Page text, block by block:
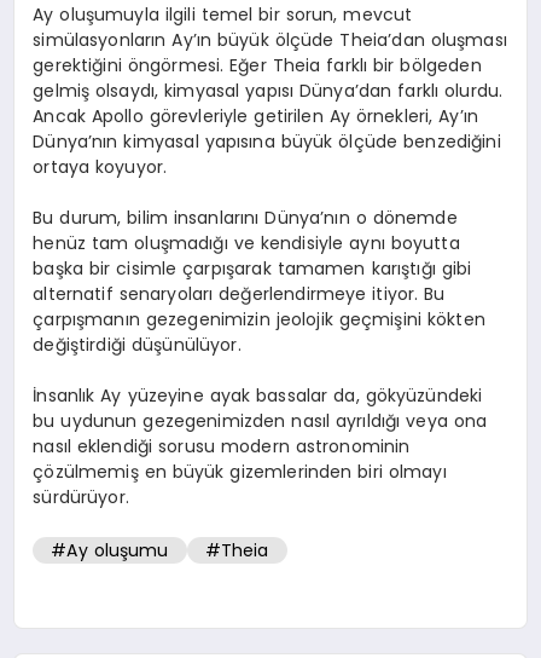
Ay oluşumuyla ilgili temel bir sorun, mevcut
simülasyonların Ay’ın büyük ölçüde Theia’dan oluşması
gerektiğini öngörmesi. Eğer Theia farklı bir bölgeden
gelmiş olsaydı, kimyasal yapısı Dünya’dan farklı olurdu.
Ancak Apollo görevleriyle getirilen Ay örnekleri, Ay’ın
Dünya’nın kimyasal yapısına büyük ölçüde benzediğini
ortaya koyuyor.
Bu durum, bilim insanlarını Dünya’nın o dönemde
henüz tam oluşmadığı ve kendisiyle aynı boyutta
başka bir cisimle çarpışarak tamamen karıştığı gibi
alternatif senaryoları değerlendirmeye itiyor. Bu
çarpışmanın gezegenimizin jeolojik geçmişini kökten
değiştirdiği düşünülüyor.
İnsanlık Ay yüzeyine ayak bassalar da, gökyüzündeki
bu uydunun gezegenimizden nasıl ayrıldığı veya ona
nasıl eklendiği sorusu modern astronominin
çözülmemiş en büyük gizemlerinden biri olmayı
sürdürüyor.
#Ay oluşumu #Theia